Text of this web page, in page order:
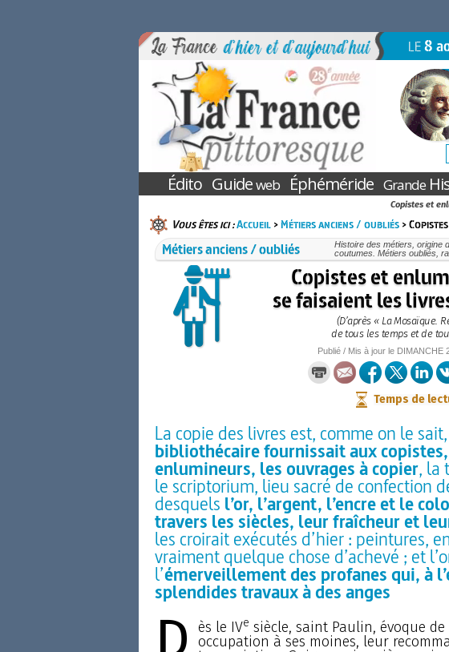
LE8
Édito Guideweb Éphéméride Grande
Copistes et
Vous êtes ici :Accueil>Métiers anciens / oubliés>
Métiers anciens / oubliés
Histoire des métiers, origine
coutumes. Métiers oubliés,
Copistes et
se faisaient les
(D’après « La Mosaïque.
de tous les temps et de
Publié / Mis à jour le DIMANCHE
Temps de
La copie des livres est, comme on le
bibliothécaire fournissait aux
enlumineurs, les ouvrages à copier, la
le scriptorium, lieu sacré de confection
desquels l’or, l’argent, l’encre et le
travers les siècles, leur fraîcheur et
les croirait exécutés d’hier : peintures,
vraiment quelque chose d’achevé ; et
l’émerveillement des profanes qui, à
splendides travaux à des anges
ès le IVe siècle, saint Paulin, évoque
occupation à ses moines, leur